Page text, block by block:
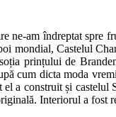
ne-am îndreptat spre
Castelul
prințului de
cum dicta moda
construit și
Interiorul a fost